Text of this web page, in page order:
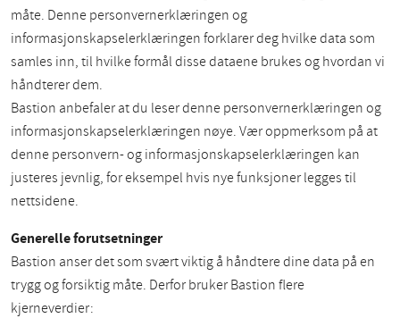
måte. Denne personvernerklæringen og
informasjonskapselerklæringen forklarer deg hvilke data som
samles inn, til hvilke formål disse dataene brukes og hvordan vi
håndterer dem.
Bastion anbefaler at du leser denne personvernerklæringen og
informasjonskapselerklæringen nøye. Vær oppmerksom på at
denne personvern- og informasjonskapselerklæringen kan
justeres jevnlig, for eksempel hvis nye funksjoner legges til
nettsidene.
Generelle forutsetninger
Bastion anser det som svært viktig å håndtere dine data på en
trygg og forsiktig måte. Derfor bruker Bastion flere
kjerneverdier: